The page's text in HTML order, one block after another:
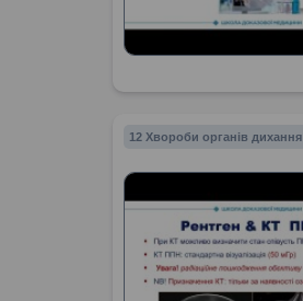
12 Хвороби органів дихання